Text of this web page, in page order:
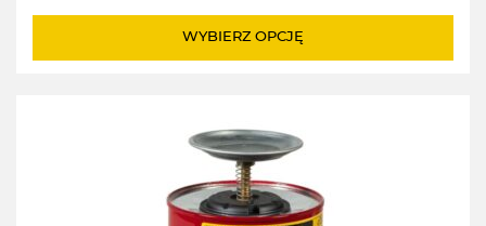
do
WYBIERZ OPCJĘ